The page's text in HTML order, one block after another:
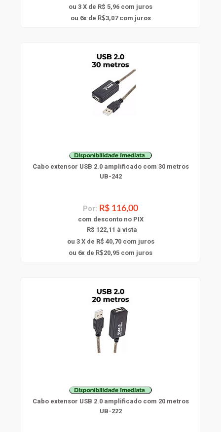
ou 3 X de R$ 5,96 com juros
ou 6x de R$3,07com juros
Cabo extensor USB 2.0 amplificado com 30 metros
UB-242
Por: R$ 116,00
com desconto no PIX
R$ 122,11 à vista
ou 3 X de R$ 40,70com juros
ou 6x de R$20,95 com juros
Cabo extensor USB 2.0 amplificado com 20 metros
UB-222